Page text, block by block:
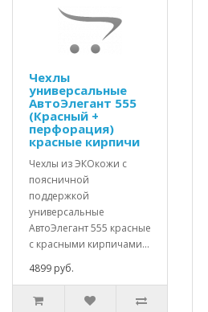
Чехлы
универсальные
АвтоЭлегант 555
(Красный +
перфорация)
красные кирпичи
Чехлы из ЭКОкожи с
поясничной
поддержкой
универсальные
АвтоЭлегант 555 красные
с красными кирпичами...
4899 руб.